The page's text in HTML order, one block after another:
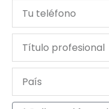
Título
profesional